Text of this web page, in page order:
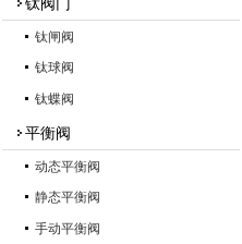
钛阀门
钛闸阀
钛球阀
钛蝶阀
平衡阀
动态平衡阀
静态平衡阀
手动平衡阀